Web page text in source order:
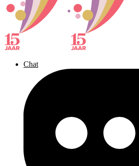
Chat